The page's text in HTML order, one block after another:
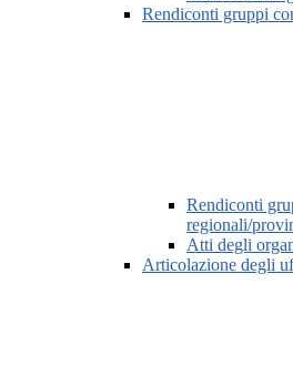
Rendiconti gruppi
Rendiconti
regionali/
Atti degli
Articolazione degli